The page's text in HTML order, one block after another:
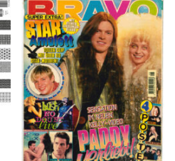
BRAVO – Nr. 8, 13. Febr.
1997